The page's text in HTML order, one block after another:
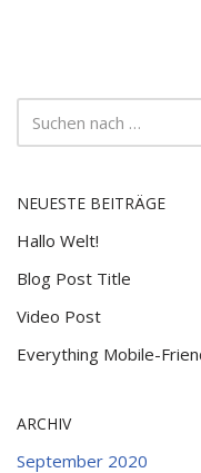
NEUESTE BEITRÄGE
Hallo Welt!
Blog Post Title
Video Post
Everything Mobile-
ARCHIV
September 2020